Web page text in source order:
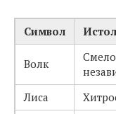
Символ
Волк
Лиса